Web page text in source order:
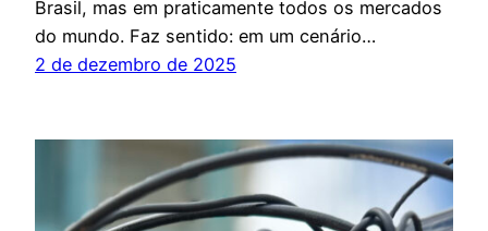
Brasil, mas em praticamente todos os mercados
do mundo. Faz sentido: em um cenário…
2 de dezembro de 2025